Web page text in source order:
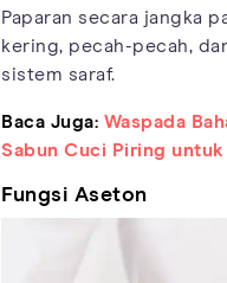
Paparan secara jangka
kering, pecah-pecah,
sistem saraf.
Baca Juga: Waspada
Sabun Cuci Piring untuk
Fungsi Aseton